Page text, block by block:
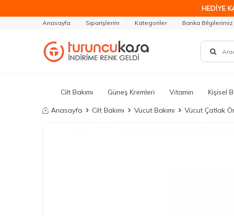
HEDİYE
Anasayfa Siparişlerim Kategoriler Banka Bilgilerimiz
Cilt Bakımı Güneş Kremleri Vitamin Kişisel
Anasayfa Cilt Bakımı Vücut Bakımı Vücut Çatlak